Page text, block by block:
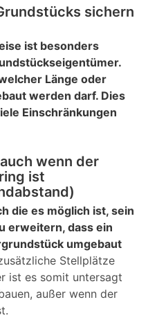
sichern
ist besonders
Länge oder
werden darf. Dies
Einschränkungen
wenn der
ist
die es möglich ist, sein
erweitern, dass ein
umgebaut
Stellplätze
ist es somit untersagt
außer wenn der